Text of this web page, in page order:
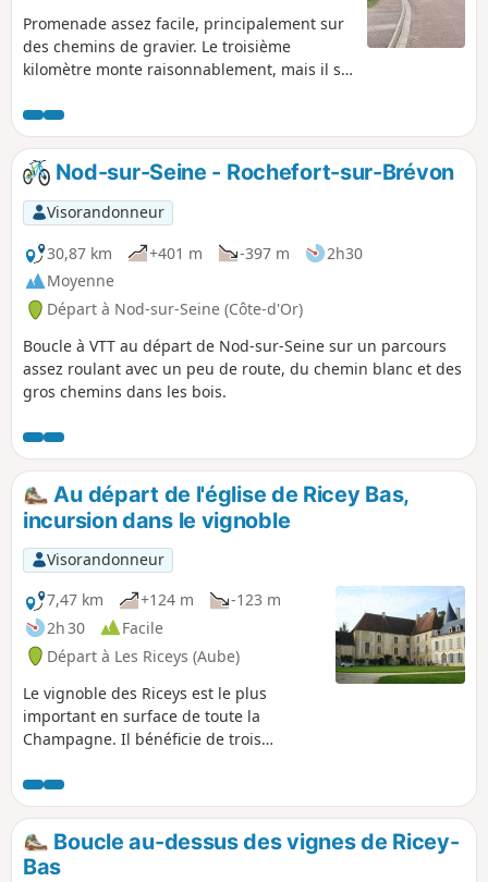
Promenade assez facile, principalement sur
des chemins de gravier. Le troisième
kilomètre monte raisonnablement, mais il se
plateau, le chemin ondule entre les champs.
Après la Chapelle Sainte-Anne, vous quittez
le plateau par une petite route goudronnée
assez raide pour rejoindre Ravières.
Nod-sur-Seine - Rochefort-sur-Brévon
Visorandonneur
30,87 km
+401 m -397 m
2h30
Moyenne
Départ à Nod-sur-Seine (Côte-d'Or)
Boucle à VTT au départ de Nod-sur-Seine sur un parcours
assez roulant avec un peu de route, du chemin blanc et des
gros chemins dans les bois.
Au départ de l'église de Ricey Bas,
incursion dans le vignoble
Visorandonneur
7,47 km
+124 m
-123 m
2h 30
Facile
Départ à Les Riceys (Aube)
Le vignoble des Riceys est le plus
important en surface de toute la
Champagne. Il bénéficie de trois
Côte des Bars, l'accès au vignoble pour
des randonneurs est aisé et souvent
facilité par des routes entretenues pour
l'exploitation des vignes.
Boucle au-dessus des vignes de Ricey-
Bas